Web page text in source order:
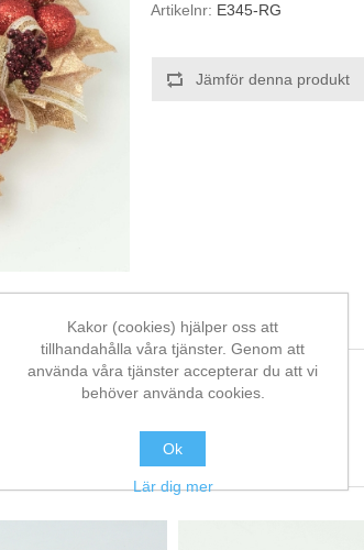
Artikelnr: E345-RG
Jämför denna produkt
också
Kakor (cookies) hjälper oss att
tillhandahålla våra tjänster. Genom att
använda våra tjänster accepterar du att vi
behöver använda cookies.
Ok
Lär dig mer